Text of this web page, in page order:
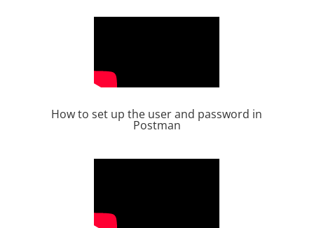
How to set up the user and password in
Postman